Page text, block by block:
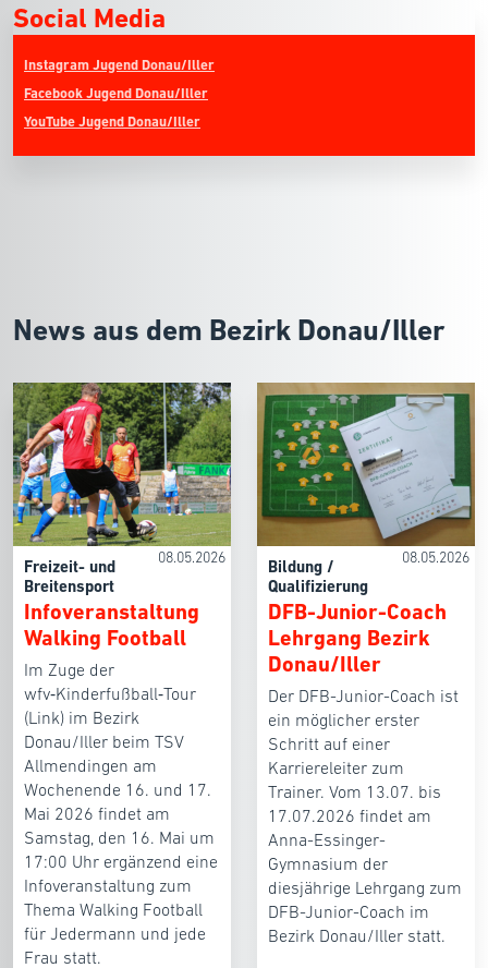
Social Media
Instagram Jugend Donau/Iller
Facebook Jugend Donau/Iller
YouTube Jugend Donau/Iller
News aus dem Bezirk Donau/Iller
08.05.2026
Freizeit- und
Breitensport
Infoveranstaltung
Walking Football
Im Zuge der
wfv‑Kinderfußball‑Tour
(Link) im Bezirk
Donau/Iller beim TSV
Allmendingen am
Wochenende 16. und 17.
Mai 2026 findet am
Samstag, den 16. Mai um
17:00 Uhr ergänzend eine
Infoveranstaltung zum
Thema Walking Football
für Jedermann und jede
Frau statt.
08.05.2026
Bildung /
Qualifizierung
DFB-Junior-Coach
Lehrgang Bezirk
Donau/Iller
Der DFB-Junior-Coach ist
ein möglicher erster
Schritt auf einer
Karriereleiter zum
Trainer. Vom 13.07. bis
17.07.2026 findet am
Anna-Essinger-
Gymnasium der
diesjährige Lehrgang zum
DFB-Junior-Coach im
Bezirk Donau/Iller statt.